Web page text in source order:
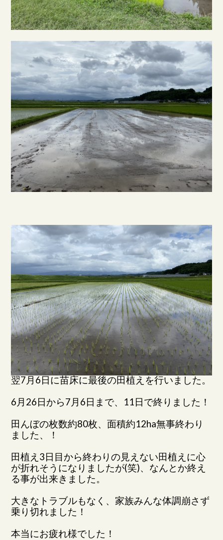
翌7月6日に苗床に最後の田植えを行いました。
6月26日から7月6日まで、11日で終りました！
田んぼの枚数約80枚、面積約12ha無事終わり
ました、！
田植え3日目から終わりの見えない田植えに心
が折れそうになりましたが(笑)、なんとか終え
る事が出来きました。
大きなトラブルもなく、家族みんな体調崩さず
乗り切れました！
本当にお疲れ様でした！